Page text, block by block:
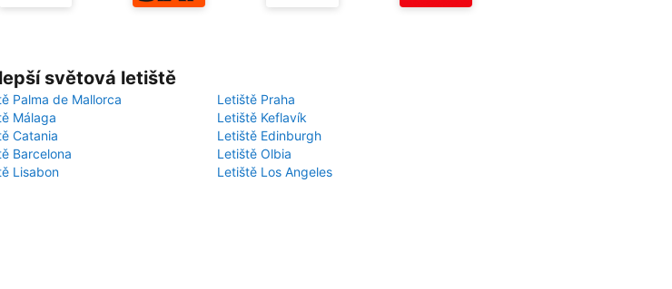
světová letiště
Palma de Mallorca
Letiště Praha
Málaga
Letiště Keflavík
Catania
Letiště Edinburgh
Barcelona
Letiště Olbia
Lisabon
Letiště Los Angeles